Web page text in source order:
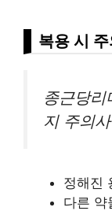
복용 시
종근당
지 주의
정해진
다른 약